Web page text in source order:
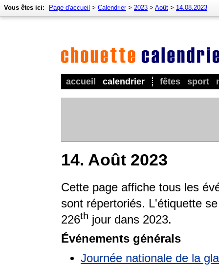
accueil calendrier fêtes sport
Vous êtes ici: Page d'accueil > Calendrier> 2023 > Août > 14.08.2023
14. Août 2023
Cette page affiche tous les
sont répertoriés. L'étiquette
226th jour dans 2023.
Événements générals
Journée nationale de la